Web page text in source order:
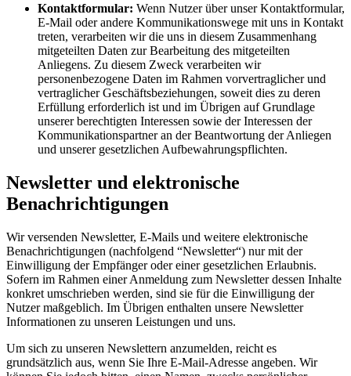
Kontaktformular: Wenn Nutzer über unser Kontaktformular,
E-Mail oder andere Kommunikationswege mit uns in Kontakt
treten, verarbeiten wir die uns in diesem Zusammenhang
mitgeteilten Daten zur Bearbeitung des mitgeteilten
Anliegens. Zu diesem Zweck verarbeiten wir
personenbezogene Daten im Rahmen vorvertraglicher und
vertraglicher Geschäftsbeziehungen, soweit dies zu deren
Erfüllung erforderlich ist und im Übrigen auf Grundlage
unserer berechtigten Interessen sowie der Interessen der
Kommunikationspartner an der Beantwortung der Anliegen
und unserer gesetzlichen Aufbewahrungspflichten.
Newsletter und elektronische
Benachrichtigungen
Wir versenden Newsletter, E-Mails und weitere elektronische
Benachrichtigungen (nachfolgend “Newsletter“) nur mit der
Einwilligung der Empfänger oder einer gesetzlichen Erlaubnis.
Sofern im Rahmen einer Anmeldung zum Newsletter dessen Inhalte
konkret umschrieben werden, sind sie für die Einwilligung der
Nutzer maßgeblich. Im Übrigen enthalten unsere Newsletter
Informationen zu unseren Leistungen und uns.
Um sich zu unseren Newslettern anzumelden, reicht es
grundsätzlich aus, wenn Sie Ihre E-Mail-Adresse angeben. Wir